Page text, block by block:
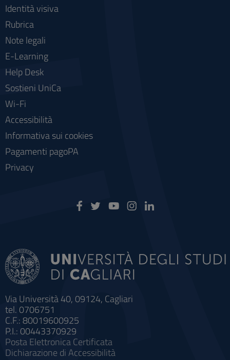
Via Università 40, 09124, Cagliari
tel. 0706751
C.F.: 80019600925
P.I.: 00443370929
Posta Elettronica Certificata
Dichiarazione di Accessibilità
Identità visiva
Rubrica
Note legali
E-Learning
Help Desk
Sostieni UniCa
Wi-Fi
Accessibilità
Informativa sui cookies
Pagamenti pagoPA
Privacy